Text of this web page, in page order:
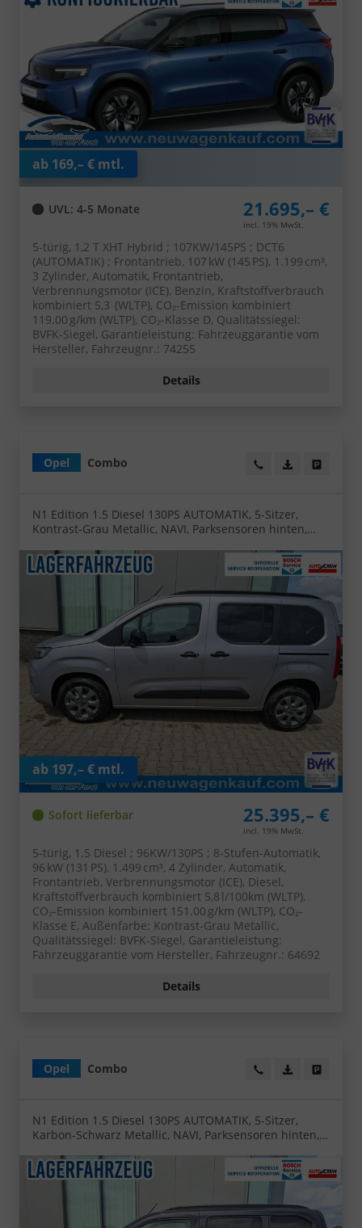
UVL: 4-5 Monate 21.695,– €
incl. 19% MwSt.
ab 169,– € mtl.
5-türig, 1,2 T XHT Hybrid ; 107KW/145PS ; DCT6
(AUTOMATIK) ; Frontantrieb, 107 kW (145 PS), 1.199 cm³,
3 Zylinder, Automatik, Frontantrieb,
Verbrennungsmotor (ICE), Benzin, Kraftstoffverbrauch
kombiniert 5,3 (WLTP), CO₂-Emission kombiniert
119.00 g/km (WLTP), CO₂-Klasse D, Qualitätssiegel:
BVFK-Siegel, Garantieleistung: Fahrzeuggarantie vom
Hersteller, Fahrzeugnr.: 74255
Details
Opel Combo Wir rufen Sie an!
PDF-Datei,
N1 Edition 1.5 Diesel 130PS AUTOMATIK, 5-Sitzer,
Kontrast-Grau Metallic, NAVI, Parksensoren hinten,
Schiebetüre links/rechts, 16" Alu, Abgedunkelte
Scheiben hinten, Tempomat, IntelliLux Matrix-Licht
Sofort lieferbar 25.395,– €
incl. 19% MwSt.
ab 197,– € mtl.
5-türig, 1.5 Diesel ; 96KW/130PS ; 8-Stufen-Automatik,
96 kW (131 PS), 1.499 cm³, 4 Zylinder, Automatik,
Frontantrieb, Verbrennungsmotor (ICE), Diesel,
Kraftstoffverbrauch kombiniert 5,8 l/100km (WLTP),
CO₂-Emission kombiniert 151.00 g/km (WLTP), CO₂-
Klasse E, Außenfarbe: Kontrast-Grau Metallic,
Qualitätssiegel: BVFK-Siegel, Garantieleistung:
Fahrzeuggarantie vom Hersteller, Fahrzeugnr.: 64692
Details
Opel Combo Wir rufen Sie an!
PDF-Datei,
N1 Edition 1.5 Diesel 130PS AUTOMATIK, 5-Sitzer,
Karbon-Schwarz Metallic, NAVI, Parksensoren hinten,
Schiebetüre links/rechts, 16" Alu, Abgedunkelte
Scheiben hinten, Tempomat, IntelliLux Matrix-Licht